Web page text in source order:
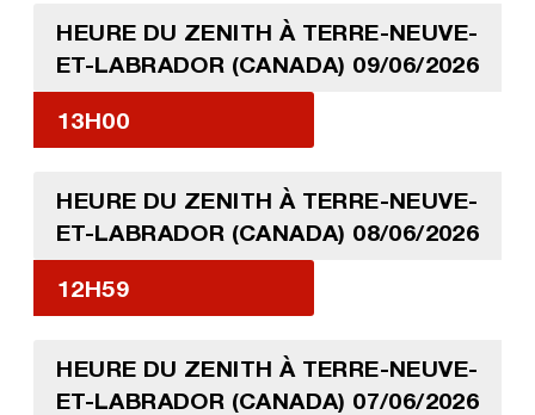
HEURE DU ZENITH À TERRE-NEUVE-
ET-LABRADOR (CANADA) 09/06/2026
13H00
HEURE DU ZENITH À TERRE-NEUVE-
ET-LABRADOR (CANADA) 08/06/2026
12H59
HEURE DU ZENITH À TERRE-NEUVE-
ET-LABRADOR (CANADA) 07/06/2026